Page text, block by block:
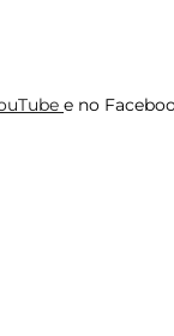
e no